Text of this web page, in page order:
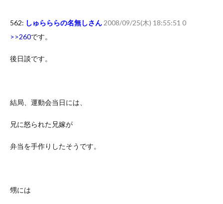
562: しゅらららの名無しさん 2008/09/25(木) 18:55:51 0
>>260です。
後日談です。
結局、運動会当日には、
兄に怒られた兄嫁が
弁当を手作りしたそうです。
甥には